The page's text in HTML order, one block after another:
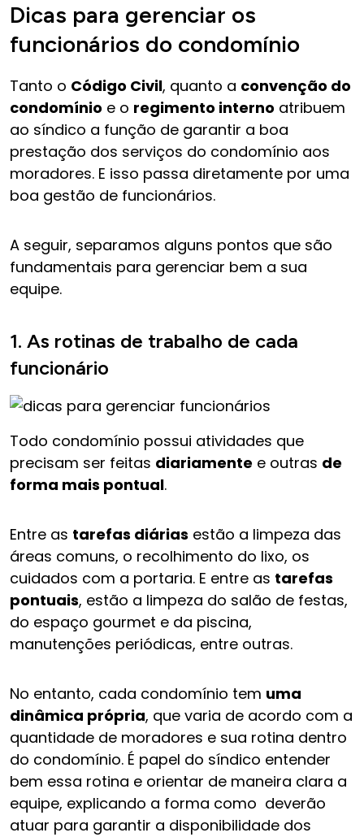
Dicas para gerenciar os
funcionários do condomínio
Tanto o Código Civil, quanto a convenção do
condomínio e o regimento interno atribuem
ao síndico a função de garantir a boa
prestação dos serviços do condomínio aos
moradores. E isso passa diretamente por uma
boa gestão de funcionários.
A seguir, separamos alguns pontos que são
fundamentais para gerenciar bem a sua
equipe.
1. As rotinas de trabalho de cada
funcionário
Todo condomínio possui atividades que
precisam ser feitas diariamente e outras de
forma mais pontual.
Entre as tarefas diárias estão a limpeza das
áreas comuns, o recolhimento do lixo, os
cuidados com a portaria. E entre as tarefas
pontuais, estão a limpeza do salão de festas,
do espaço gourmet e da piscina,
manutenções periódicas, entre outras.
No entanto, cada condomínio tem uma
dinâmica própria, que varia de acordo com a
quantidade de moradores e sua rotina dentro
do condomínio. É papel do síndico entender
bem essa rotina e orientar de maneira clara a
equipe, explicando a forma como deverão
atuar para garantir a disponibilidade dos